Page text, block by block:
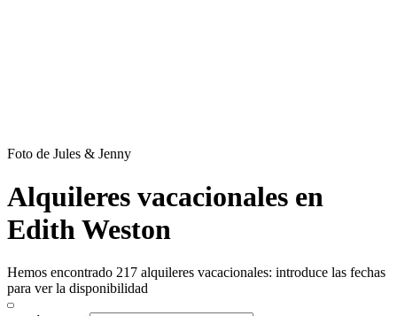
Foto de Jules & Jenny
Alquileres vacacionales en
Edith Weston
Hemos encontrado 217 alquileres vacacionales: introduce las fechas
para ver la disponibilidad